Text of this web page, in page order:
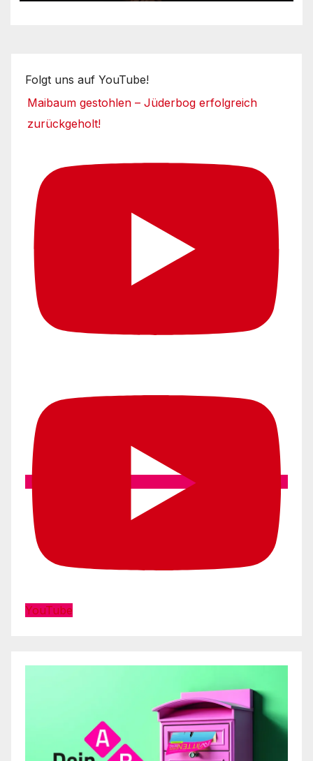
Folgt uns auf YouTube!
Maibaum gestohlen – Jüderbog erfolgreich
zurückgeholt!
YouTube